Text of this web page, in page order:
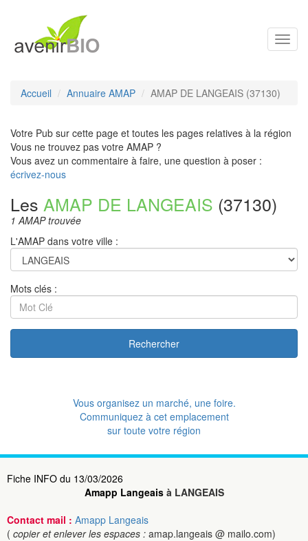
Accueil Annuaire AMAP AMAP DE LANGEAIS (37130)
Votre Pub sur cette page et toutes les pages relatives à la région
Vous ne trouvez pas votre AMAP ?
Vous avez un commentaire à faire, une question à poser :
écrivez-nous
Les AMAP DE LANGEAIS (37130)
1 AMAP trouvée
L'AMAP dans votre ville :
Mots clés :
Rechercher
Vous organisez un marché, une foire.
Communiquez à cet emplacement
sur toute votre région
Fiche INFO du 13/03/2026
Amapp Langeaisà LANGEAIS
Contact mail : Amapp Langeais
( copier et enlever les espaces : amap.langeais @ mailo.com)